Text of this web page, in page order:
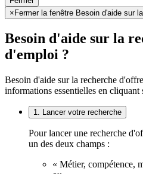
×Fermer la fenêtre Besoin d'aide sur
Besoin d'aide sur la
d'emploi ?
Besoin d'aide sur la recherche
informations essentielles en cliquant
1. Lancer votre recherche
Pour lancer une recherche
un des deux champs :
« Métier, compétence,